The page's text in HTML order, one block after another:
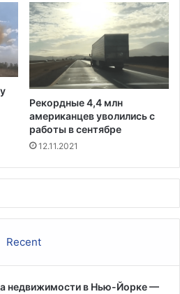
Рекордные 4,4 млн
американцев уволились с
работы в сентябре
12.11.2021
Recent
недвижимости в Нью-Йорке —